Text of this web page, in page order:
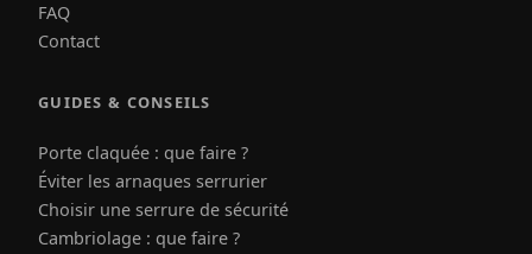
FAQ
Contact
GUIDES & CONSEILS
Porte claquée : que faire ?
Éviter les arnaques serrurier
Choisir une serrure de sécurité
Cambriolage : que faire ?